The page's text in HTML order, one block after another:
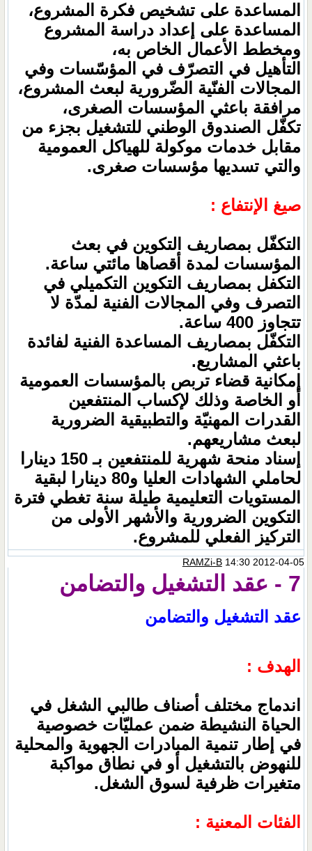
المساعدة على تشخيص فكرة المشروع،
المساعدة على إعداد دراسة المشروع
ومخطط الأعمال الخاص به،
التأهيل في التصرّف في المؤسّسات وفي
المجالات الفنّية الضّرورية لبعث المشروع،
مرافقة باعثي المؤسسات الصغرى،
تكفّل الصندوق الوطني للتشغيل بجزء من
مقابل خدمات موكولة للهياكل العمومية
والتي تسديها مؤسسات صغرى.
صيغ الإنتفاع :
التكفّل بمصاريف التكوين في بعث
المؤسسات لمدة أقصاها مائتي ساعة.
التكفل بمصاريف التكوين التكميلي في
التصرف وفي المجالات الفنية لمدّة لا
تتجاوز 400 ساعة.
التكفّل بمصاريف المساعدة الفنية لفائدة
باعثي المشاريع.
إمكانية قضاء تربص بالمؤسسات العمومية
أو الخاصة وذلك لإكساب المنتفعين
القدرات المهنيّة والتطبيقية الضرورية
لبعث مشاريعهم.
إسناد منحة شهرية للمنتفعين بـ 150 دينارا
لحاملي الشهادات العليا و80 دينارا لبقية
المستويات التعليمية طيلة سنة تغطي فترة
التكوين الضرورية والأشهر الأولى من
التركيز الفعلي للمشروع.
RAMZi-B14:30 2012-04-05
7 - عقد التشغيل والتضامن
عقد التشغيل والتضامن
الهدف :
اندماج مختلف أصناف طالبي الشغل في
الحياة النشيطة ضمن عمليّات خصوصية
في إطار تنمية المبادرات الجهوية والمحلية
للنهوض بالتشغيل أو في نطاق مواكبة
متغيرات ظرفية لسوق الشغل.
الفئات المعنية :